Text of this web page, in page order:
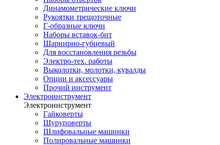
Динамометрические ключи
Рукоятки трещоточные
Г-образные ключи
Наборы вставок-бит
Шарнирно-губцевый
Для восстановления резьбы
Электро-тех. работы
Выколотки, молотки, кувалды
Опции и аксессуары
Прочий инструмент
Электроинструмент
Электроинструмент
Гайковерты
Шуруповерты
Шлифовальные машинки
Полировальные машинки